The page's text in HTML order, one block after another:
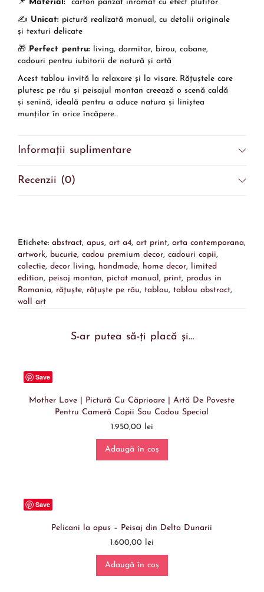
📌 Material: carton pânzat înrămat cu efect plutitor
✍️ Unicat: pictură realizată manual, cu detalii originale
și texturi delicate
🎁 Perfect pentru: living, dormitor, birou, cabane,
cadouri pentru iubitorii de natură și artă
Acest tablou invită la relaxare și la visare. Rățuștele care
plutesc pe râu și peisajul montan creează o scenă caldă
și senină, ideală pentru a aduce natura și liniștea
munților în orice încăpere.
Informații suplimentare
Recenzii (0)
Etichete: abstract, apus, art a4, art print, arta contemporana,
artwork, bucurie, cadou premium decor, cadouri copii,
colectie, decor living, handmade, home decor,
limited
edition, peisaj montan, pictat manual , print, produs in
Romania, rățuște, rățuște pe râu, tablou, tablou abstract,
wall art
S-ar putea să-ți placă și…
Save
Mother Love | Pictură Cu Căprioare | Artă De Poveste
Pentru Cameră Copii Sau Cadou Special
1.950,00 lei
Adaugă în coș
Save
Pelicani la apus – Peisaj din Delta Dunarii
1.600,00 lei
Adaugă în coș